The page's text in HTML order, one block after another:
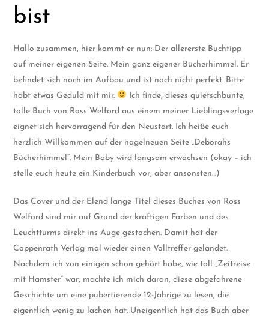
bist
Hallo zusammen, hier kommt er nun: Der allererste Buchtipp
auf meiner eigenen Seite. Mein ganz eigener Bücherhimmel. Er
befindet sich noch im Aufbau und ist noch nicht perfekt. Bitte
habt etwas Geduld mit mir.
Ich finde, dieses quietschbunte,
tolle Buch von Ross Welford aus einem meiner Lieblingsverlage
eignet sich hervorragend für den Neustart. Ich heiße euch
herzlich Willkommen auf der nagelneuen Seite „Deborahs
Bücherhimmel“. Mein Baby wird langsam erwachsen (okay – ich
stelle euch heute ein Kinderbuch vor, aber ansonsten…)
Das Cover und der Elend lange Titel dieses Buches von Ross
Welford sind mir auf Grund der kräftigen Farben und des
Leuchtturms direkt ins Auge gestochen. Damit hat der
Coppenrath Verlag mal wieder einen Volltreffer gelandet.
Nachdem ich von einigen schon gehört habe, wie toll „Zeitreise
mit Hamster“ war, machte ich mich daran, diese abgefahrene
Geschichte um eine pubertierende 12-Jährige zu lesen, die
eigentlich wenig zu lachen hat. Uneigentlich hat das Buch aber